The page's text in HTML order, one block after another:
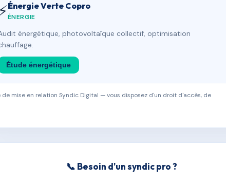
Énergie Verte Copro
ÉNERGIE
énergétique, photovoltaïque collectif, optimisation
Étude énergétique
mise en relation Syndic Digital — vous disposez d'un droit d'accès, de
📞 Besoin d'un syndic pro ?